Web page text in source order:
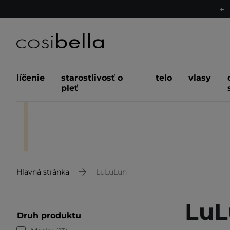
líčenie
starostlivosť o
pleť
telo vlasy
Hlavná stránka LuLuLun
Druh produktu